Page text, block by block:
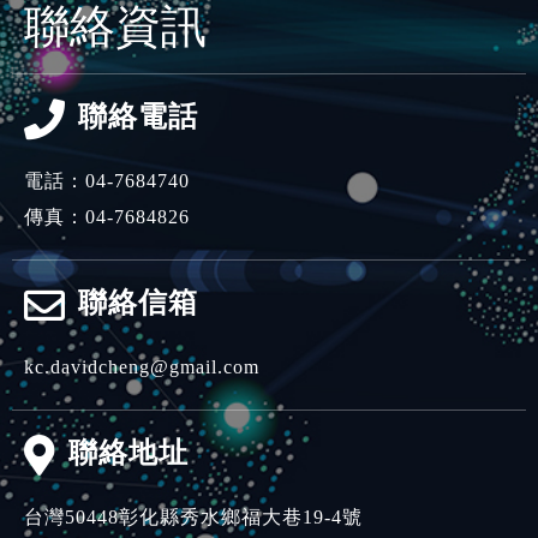
聯絡資訊
聯絡電話
電話： 04-7684740
傳真：04-7684826
聯絡信箱
kc.davidcheng@gmail.com
聯絡地址
台灣50448彰化縣秀水鄉福大巷19-4號